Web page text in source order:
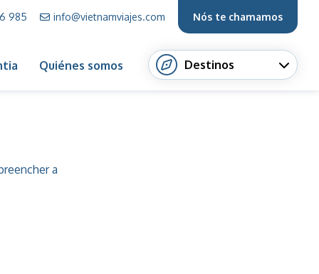
985 info@vietnamviajes.com Nós te chamamos
Quiénes somos Destinos
a